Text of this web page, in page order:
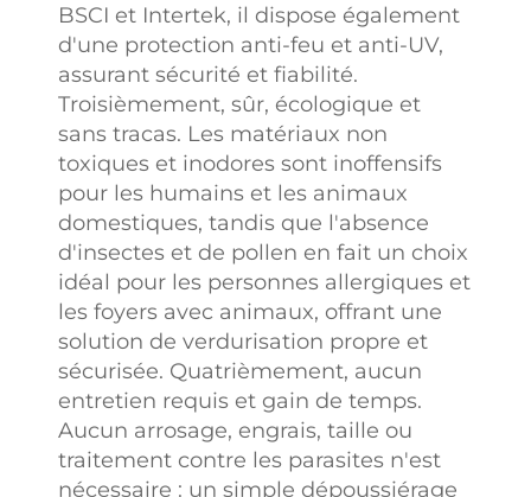
BSCI et Intertek, il dispose également
d'une protection anti-feu et anti-UV,
assurant sécurité et fiabilité.
Troisièmement, sûr, écologique et
sans tracas. Les matériaux non
toxiques et inodores sont inoffensifs
pour les humains et les animaux
domestiques, tandis que l'absence
d'insectes et de pollen en fait un choix
idéal pour les personnes allergiques et
les foyers avec animaux, offrant une
solution de verdurisation propre et
sécurisée. Quatrièmement, aucun
entretien requis et gain de temps.
Aucun arrosage, engrais, taille ou
traitement contre les parasites n'est
nécessaire : un simple dépoussiérage